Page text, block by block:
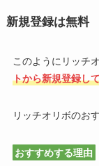
新規登録は無料
このようにリッチ
トから新規登録し
リッチオリボのお
おすすめする理由